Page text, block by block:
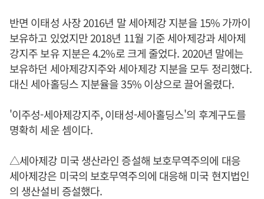
반면 이태성 사장 2016년 말 세아제강 지분을 15% 가까이
보유하고 있었지만 2018년 11월 기준 세아제강과 세아제
강지주 보유 지분은 4.2%로 크게 줄었다. 2020년 말에는
보유하던 세아제강지주와 세아제강 지분을 모두 정리했다.
대신 세아홀딩스 지분율을 35% 이상으로 끌어올렸다.
'이주성-세아제강지주, 이태성-세아홀딩스'의 후계구도를
명확히 세운 셈이다.
△세아제강 미국 생산라인 증설해 보호무역주의에 대응
세아제강은 미국의 보호무역주의에 대응해 미국 현지법인
의 생산설비 증설했다.